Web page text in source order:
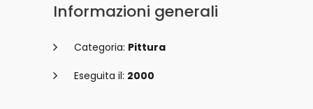
Informazioni generali
Categoria: Pittura
Eseguita il: 2000